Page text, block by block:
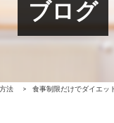
ブログ
法 > 食事制限だけでダイエッ